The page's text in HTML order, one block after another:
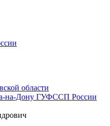
области
на-Дону ГУФССП России